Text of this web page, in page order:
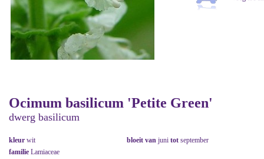
Ocimum basilicum 'Petite Green'
dwerg basilicum
kleur wit bloeit van juni tot september
familie Lamiaceae